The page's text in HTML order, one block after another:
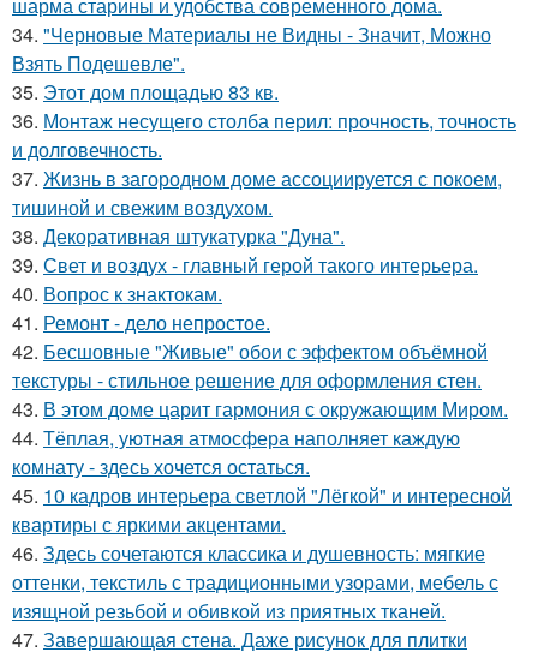
шарма старины и удобства современного дома.
34. "Черновые Материалы не Видны - Значит, Можно
Взять Подешевле".
35. Этот дом площадью 83 кв.
36. Монтаж несущего столба перил: прочность, точность
и долговечность.
37. Жизнь в загородном доме ассоциируется с покоем,
тишиной и свежим воздухом.
38. Декоративная штукатурка "Дуна".
39. Свет и воздух - главный герой такого интерьера.
40. Вопрос к знактокам.
41. Ремонт - дело непростое.
42. Бесшовные "Живые" обои с эффектом объёмной
текстуры - стильное решение для оформления стен.
43. В этом доме царит гармония с окружающим Миром.
44. Тёплая, уютная атмосфера наполняет каждую
комнату - здесь хочется остаться.
45. 10 кадров интерьера светлой "Лёгкой" и интересной
квартиры с яркими акцентами.
46. Здесь сочетаются классика и душевность: мягкие
оттенки, текстиль с традиционными узорами, мебель с
изящной резьбой и обивкой из приятных тканей.
47. Завершающая стена. Даже рисунок для плитки